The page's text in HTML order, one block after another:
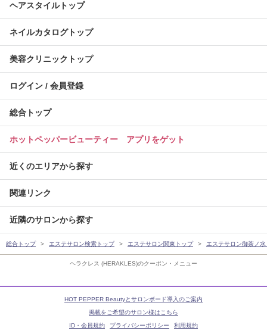
ヘラクレス (HERAKLES)のクーポン・メニュー
ヘアスタイルトップ
ネイルカタログトップ
美容クリニックトップ
ログイン / 会員登録
総合トップ
ホットペッパービューティー アプリをゲット
近くのエリアから探す
関連リンク
近隣のサロンから探す
総合トップ エステサロン検索トップ エステサロン関東トップ エステサロン御茶ノ
HOT PEPPER Beautyとサロンボード導入のご案内
掲載をご希望のサロン様はこちら
ID・会員規約
プライバシーポリシー 利用規約